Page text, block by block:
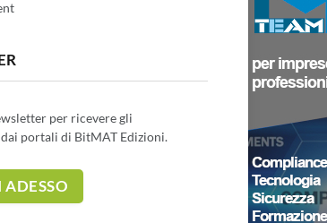
per ricevere gli
portali di BitMAT Edizioni.